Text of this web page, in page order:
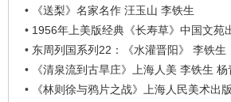
•
《送梨》名家名作 汪玉山 李铁生
• 1956年上美版经典《长寿草》中国文苑
• 东周列国系列22：《水灌晋阳》 李铁生
•
《清泉流到古旱庄》上海人美 李铁生 杨
•
《林则徐与鸦片之战》上海人民美术出